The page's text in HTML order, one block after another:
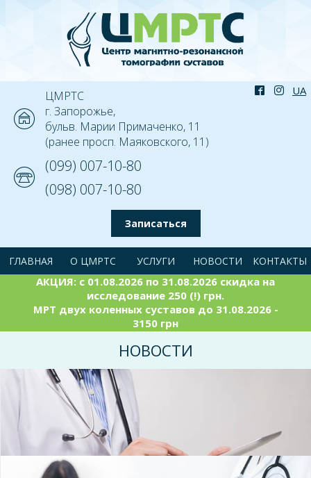
ЦМРТС
г. Запорожье,
бульв. Марии Примаченко, 11
(ранее просп. Маяковского, 11)
(099) 007-10-80
(098) 007-10-80
Записаться
ГЛАВНАЯ О ЦМРТС УСЛУГИ НОВОСТИ КОНТАКТЫ
АКЦИЯ: с 01.08.2026 по 31.08.2026 скидка на
исследование 250 (!) грн.
МРТ двух коленных суставов до 31.08.2026 -
3150 грн
НОВОСТИ